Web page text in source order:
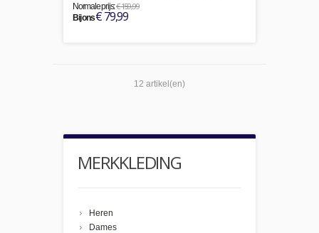
Normale prijs:€ 159,99
Bij ons€ 79,99
12 artikel(en)
MERKKLEDING
Heren
Dames